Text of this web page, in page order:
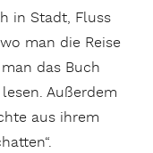
in Stadt, Fluss
man die Reise
das Buch
Außerdem
aus ihrem